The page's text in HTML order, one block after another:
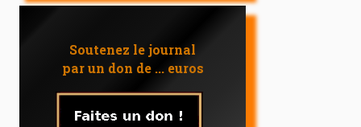
Soutenez le journal
par un don de ... euros